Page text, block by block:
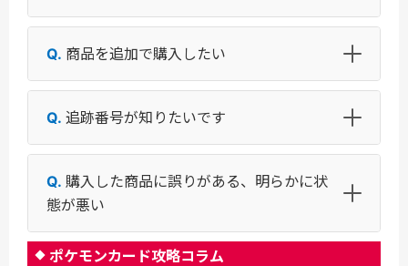
商品を追加で購入したい
追跡番号が知りたいです
購入した商品に誤りがある、明らかに状
態が悪い
ポケモンカード攻略コラム